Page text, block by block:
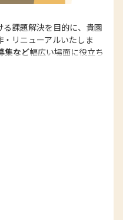
課題解決を目的に、貴園
リニューアルいたしま
集など幅広い場面に役立ち